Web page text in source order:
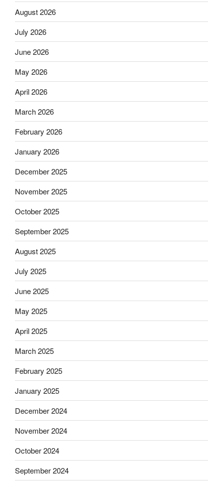
August 2026
July 2026
June 2026
May 2026
April 2026
March 2026
February 2026
January 2026
December 2025
November 2025
October 2025
September 2025
August 2025
July 2025
June 2025
May 2025
April 2025
March 2025
February 2025
January 2025
December 2024
November 2024
October 2024
September 2024